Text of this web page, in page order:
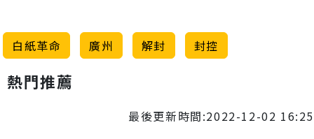
白紙革命 廣州 解封 封控
熱門推薦
最後更新時間:2022-12-02 16:25